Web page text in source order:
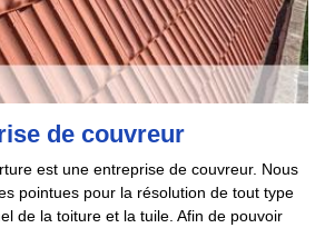
de couvreur
est une entreprise de couvreur. Nous
pointues pour la résolution de tout type
de la toiture et la tuile. Afin de pouvoir